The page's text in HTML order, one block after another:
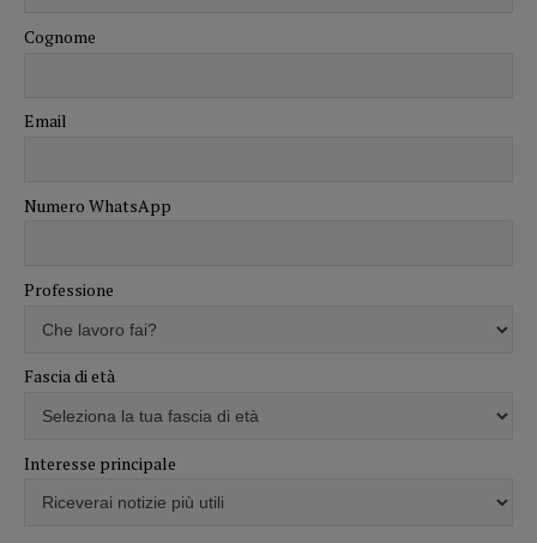
Cognome
Email
Numero WhatsApp
Professione
Fascia di età
Interesse principale